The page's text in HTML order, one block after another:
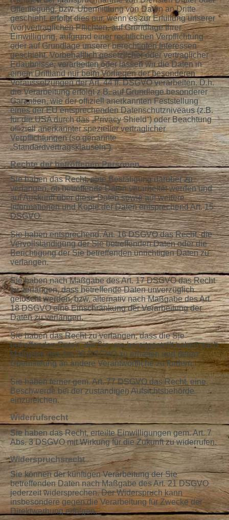
Offenlegung, bzw. Übermittlung von Daten an Dritte
geschieht, erfolgt dies nur, wenn es zur Erfüllung unserer
(vor)vertraglichen Pflichten, auf Grundlage Ihrer
Einwilligung, aufgrund einer rechtlichen Verpflichtung
oder auf Grundlage unserer berechtigten Interessen
geschieht. Vorbehaltlich gesetzlicher oder vertraglicher
Erlaubnisse, verarbeiten oder lassen wir die Daten in
einem Drittland nur beim Vorliegen der besonderen
Voraussetzungen der Art. 44 ff. DSGVO verarbeiten. D.h.
die Verarbeitung erfolgt z.B. auf Grundlage besonderer
Garantien, wie der offiziell anerkannten Feststellung
eines der EU entsprechenden Datenschutzniveaus (z.B.
für die USA durch das „Privacy Shield“) oder Beachtung
offiziell anerkannter spezieller vertraglicher
Verpflichtungen (so genannte
„Standardvertragsklauseln“).
Rechte der betroffenen Personen
Sie haben das Recht, eine Bestätigung darüber zu
verlangen, ob betreffende Daten verarbeitet werden und
auf Auskunft über diese Daten sowie auf weitere
Informationen und Kopie der Daten entsprechend Art. 15
DSGVO.
Sie haben entsprechend. Art. 16 DSGVO das Recht, die
Vervollständigung der Sie betreffenden Daten oder die
Berichtigung der Sie betreffenden unrichtigen Daten zu
verlangen.
Sie haben nach Maßgabe des Art. 17 DSGVO das Recht
zu verlangen, dass betreffende Daten unverzüglich
gelöscht werden, bzw. alternativ nach Maßgabe des Art.
18 DSGVO eine Einschränkung der Verarbeitung der
Daten zu verlangen.
Sie haben das Recht zu verlangen, dass die Sie
betreffenden Daten, die Sie uns bereitgestellt haben nach
Maßgabe des Art. 20 DSGVO zu erhalten und deren
Übermittlung an andere Verantwortliche zu fordern.
Sie haben ferner gem. Art. 77 DSGVO das Recht, eine
Beschwerde bei der zuständigen Aufsichtsbehörde
einzureichen.
Widerrufsrecht
Sie haben das Recht, erteilte Einwilligungen gem. Art. 7
Abs. 3 DSGVO mit Wirkung für die Zukunft zu widerrufen.
Widerspruchsrecht
Sie können der künftigen Verarbeitung der Sie
betreffenden Daten nach Maßgabe des Art. 21 DSGVO
jederzeit widersprechen. Der Widerspruch kann
insbesondere gegen die Verarbeitung für Zwecke der
Direktwerbung erfolgen.